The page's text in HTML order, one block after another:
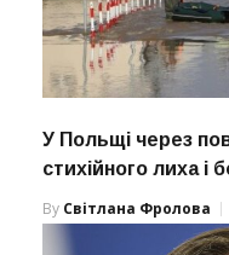
У Польщі через
стихійного лиха
By Світлана Фролова